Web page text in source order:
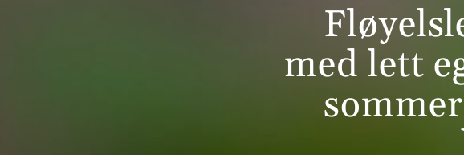
med lett